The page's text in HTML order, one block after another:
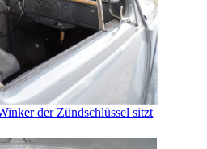
der Zündschlüssel sitzt